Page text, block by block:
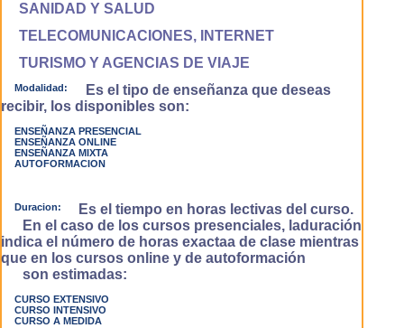
SANIDAD Y SALUD
TELECOMUNICACIONES, INTERNET
TURISMO Y AGENCIAS DE VIAJE
Modalidad:
Es el tipo de enseñanza que deseas
recibir, los disponibles son:
ENSEÑANZA PRESENCIAL
ENSEÑANZA ONLINE
ENSEÑANZA MIXTA
AUTOFORMACION
Duracion:
Es el tiempo en horas lectivas del curso.
En el caso de los cursos presenciales, laduración
indica el número de horas exactaa de clase mientras
que en los cursos online y de autoformación
son estimadas:
CURSO EXTENSIVO
CURSO INTENSIVO
CURSO A MEDIDA